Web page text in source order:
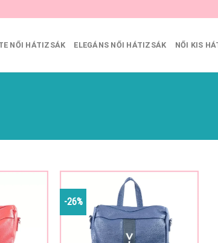
NŐI HÁTIZSÁK ELEGÁNS NŐI HÁTIZSÁK NŐI KIS
-26%